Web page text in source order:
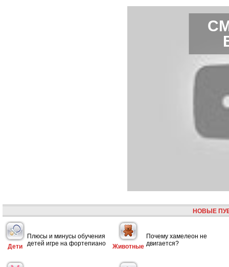
НОВЫЕ
Дети
Плюсы и минусы обучения
детей игре на фортепиано
Животные
Почему хамелеон не
двигается?